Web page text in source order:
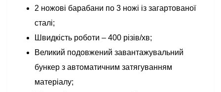
2 ножові барабани по 3 ножі із загартованої
сталі;
Швидкість роботи – 400 різів/хв;
Великий подовжений завантажувальний
бункер з автоматичним затягуванням
матеріалу;